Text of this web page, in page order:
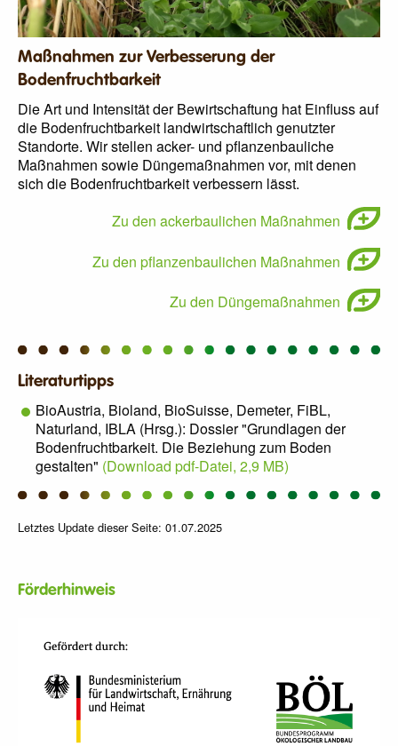
Maßnahmen zur Verbesserung der
Bodenfruchtbarkeit
Die Art und Intensität der Bewirtschaftung hat Einfluss auf
die Bodenfruchtbarkeit landwirtschaftlich genutzter
Standorte. Wir stellen acker- und pflanzenbauliche
Maßnahmen sowie Düngemaßnahmen vor, mit denen
sich die Bodenfruchtbarkeit verbessern lässt.
Zu den ackerbaulichen Maßnahmen
Zu den pflanzenbaulichen Maßnahmen
Zu den Düngemaßnahmen
Literaturtipps
BioAustria, Bioland, BioSuisse, Demeter, FiBL,
Naturland, IBLA (Hrsg.): Dossier "Grundlagen der
Bodenfruchtbarkeit. Die Beziehung zum Boden
gestalten" (Download pdf-Datei, 2,9 MB)
Letztes Update dieser Seite: 01.07.2025
Förderhinweis